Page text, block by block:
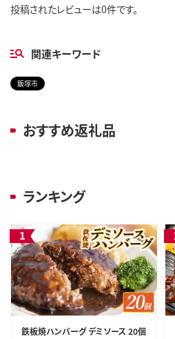
投稿されたレビューは0件です。
関連キーワード
飯塚市
おすすめ返礼品
ランキング
鉄板焼ハンバーグ デミソース 20個